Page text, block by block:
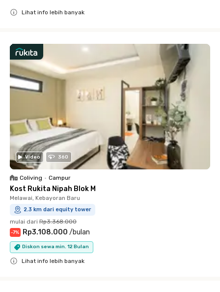
Lihat info lebih banyak
Video 360
Coliving • Campur
Kost Rukita Nipah Blok M
Melawai, Kebayoran Baru
2.3 km dari equity tower
mulai dari Rp3.368.000
-7% Rp3.108.000 /bulan
Diskon sewa min. 12 Bulan
Lihat info lebih banyak